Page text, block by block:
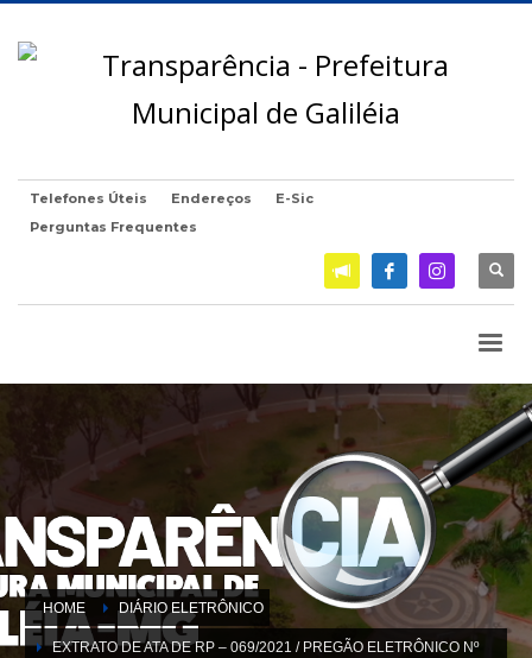
Telefones Úteis Endereços
E-Sic
Perguntas Frequentes
HOME DIÁRIO ELETRÔNICO
EXTRATO DE ATA DE RP – 069/2021 / PREGÃO ELETRÔNICO Nº